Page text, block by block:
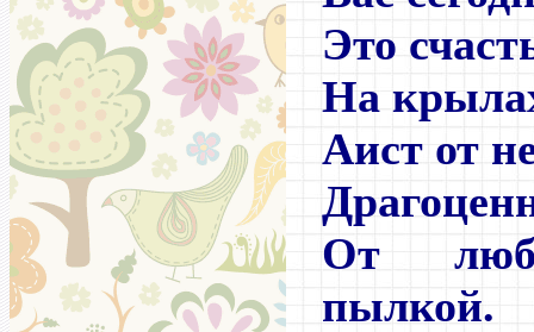
Это
На
Аист от
От
пылкой.